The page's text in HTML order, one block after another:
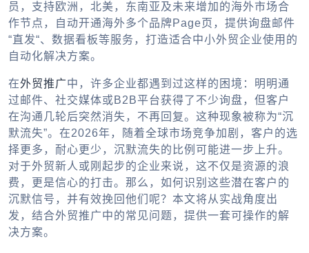
员，支持欧洲，北美，东南亚及未来增加的海外市场合
作节点，自动开通海外多个品牌Page页，提供询盘邮件
“直发“、数据看板等服务，打造适合中小外贸企业使用的
自动化解决方案。
在外贸推广中，许多企业都遇到过这样的困境：明明通
过邮件、社交媒体或B2B平台获得了不少询盘，但客户
在沟通几轮后突然消失，不再回复。这种现象被称为“沉
默流失”。在2026年，随着全球市场竞争加剧，客户的选
择更多，耐心更少，沉默流失的比例可能进一步上升。
对于外贸新人或刚起步的企业来说，这不仅是资源的浪
费，更是信心的打击。那么，如何识别这些潜在客户的
沉默信号，并有效挽回他们呢？本文将从实战角度出
发，结合外贸推广中的常见问题，提供一套可操作的解
决方案。